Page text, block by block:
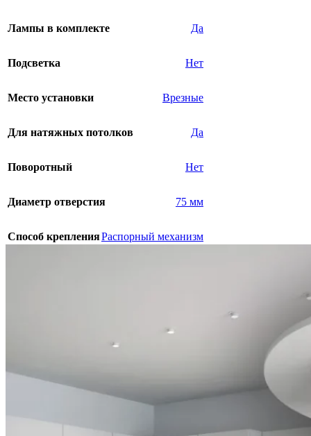
Лампы в комплекте Да
Подсветка Нет
Место установки Врезные
Для натяжных потолков Да
Поворотный Нет
Диаметр отверстия 75 мм
Способ крепленияРаспорный механизм